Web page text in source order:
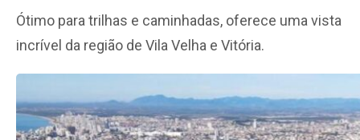
Ótimo para trilhas e caminhadas, oferece uma vista
incrível da região de Vila Velha e Vitória.